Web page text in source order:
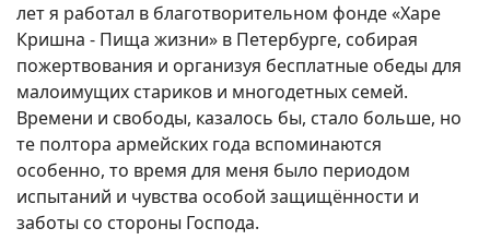
лет я работал в благотворительном фонде «Харе
Кришна - Пища жизни» в Петербурге, собирая
пожертвования и организуя бесплатные обеды для
малоимущих стариков и многодетных семей.
Времени и свободы, казалось бы, стало больше, но
те полтора армейских года вспоминаются
особенно, то время для меня было периодом
испытаний и чувства особой защищённости и
заботы со стороны Господа.